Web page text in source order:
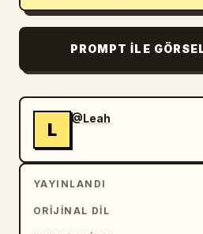
PROMPT ILE
L
@Leah
YAYINLANDI
ORIJINAL DIL